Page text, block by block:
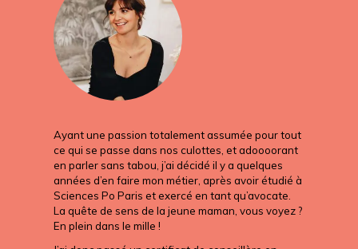
Ayant une passion totalement assumée pour tout
ce qui se passe dans nos culottes, et adoooorant
en parler sans tabou, j’ai décidé il y a quelques
années d’en faire mon métier, après avoir étudié à
Sciences Po Paris et exercé en tant qu’avocate.
La quête de sens de la jeune maman, vous voyez ?
En plein dans le mille !